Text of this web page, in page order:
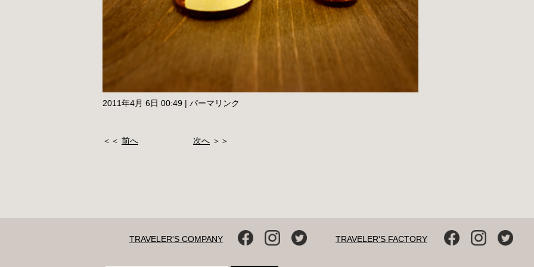
2011年4月 6日 00:49 | パーマリンク
＜＜ 前へ 次へ ＞＞
TRAVELER'S COMPANY TRAVELER'S FACTORY